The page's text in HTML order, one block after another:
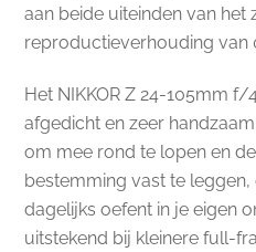
aan beide uiteinden van het
reproductieverhouding van
Het NIKKOR Z 24-105mm f/
afgedicht en zeer
om mee rond te lopen en
bestemming vast te
dagelijks oefent in je eigen
uitstekend bij kleinere full-